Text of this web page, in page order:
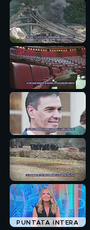
PUNTATA INTERA